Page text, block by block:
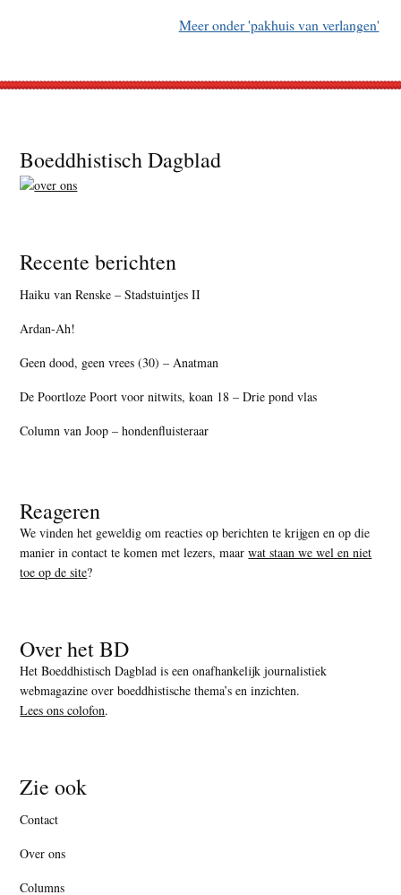
Meer onder 'pakhuis van verlangen'
Footer
Boeddhistisch Dagblad
Recente berichten
Haiku van Renske – Stadstuintjes II
Ardan-Ah!
Geen dood, geen vrees (30) – Anatman
De Poortloze Poort voor nitwits, koan 18 – Drie pond vlas
Column van Joop – hondenfluisteraar
Reageren
We vinden het geweldig om reacties op berichten te krijgen en op die
manier in contact te komen met lezers, maarwat staan we wel en niet
toe op de site?
Over het BD
Het Boeddhistisch Dagblad is een onafhankelijk journalistiek
webmagazine over boeddhistische thema’s en inzichten.
Lees ons colofon.
Zie ook
Contact
Over ons
Columns